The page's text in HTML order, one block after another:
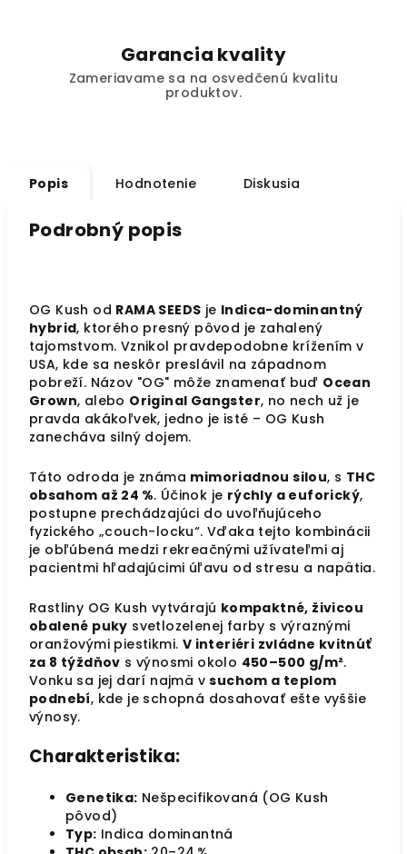
Garancia kvality
Zameriavame sa na osvedčenú kvalitu
produktov.
Popis Hodnotenie Diskusia
Podrobný popis
OG Kush od RAMA SEEDS je Indica-dominantný
hybrid, ktorého presný pôvod je zahalený
tajomstvom. Vznikol pravdepodobne krížením v
USA, kde sa neskôr preslávil na západnom
pobreží. Názov "OG" môže znamenať buď Ocean
Grown, alebo Original Gangster, no nech už je
pravda akákoľvek, jedno je isté – OG Kush
zanecháva silný dojem.
Táto odroda je známa mimoriadnou silou, s THC
obsahom až 24 %. Účinok je rýchly a euforický,
postupne prechádzajúci do uvoľňujúceho
fyzického „couch-locku“. Vďaka tejto kombinácii
je obľúbená medzi rekreačnými užívateľmi aj
pacientmi hľadajúcimi úľavu od stresu a napätia.
Rastliny OG Kush vytvárajú kompaktné, živicou
obalené puky svetlozelenej farby s výraznými
oranžovými piestikmi. V interiéri zvládne kvitnúť
za 8 týždňov s výnosmi okolo 450–500 g/m².
Vonku sa jej darí najmä vsuchom a teplom
podnebí, kde je schopná dosahovať ešte vyššie
výnosy.
Charakteristika:
Genetika: Nešpecifikovaná (OG Kush
pôvod)
Typ: Indica dominantná